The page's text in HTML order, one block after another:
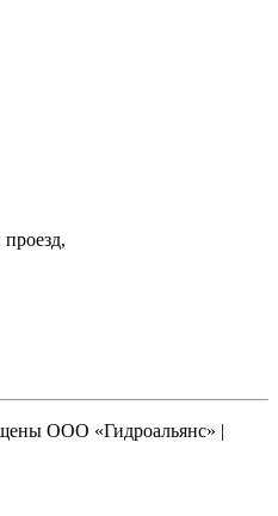
ООО «Гидроальянс» |